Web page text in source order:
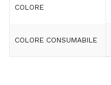
COLORE
COLORE CONSUMABILE